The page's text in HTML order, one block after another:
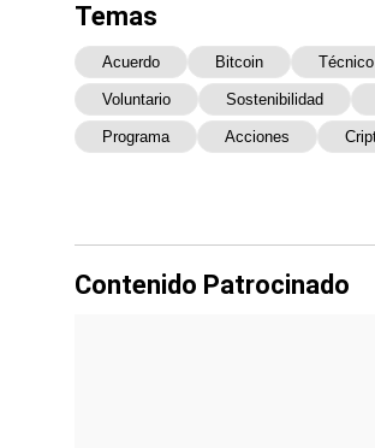
Temas
Acuerdo Bitcoin Técnico
Voluntario Sostenibilidad
Programa Acciones
Contenido Patrocinado